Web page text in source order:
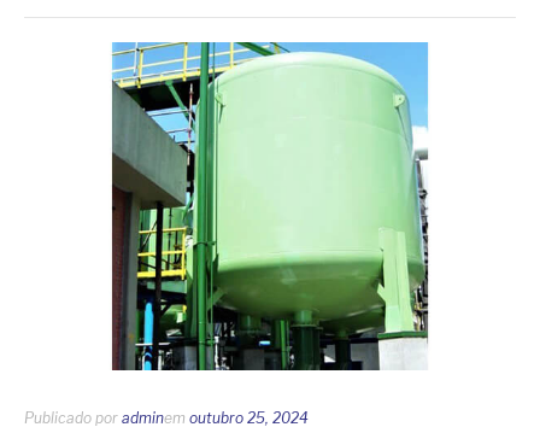
Publicado por adminem outubro 25, 2024